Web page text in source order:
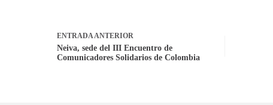
ENTRADA ANTERIOR
Neiva, sede del III Encuentro de
Comunicadores Solidarios de Colombia